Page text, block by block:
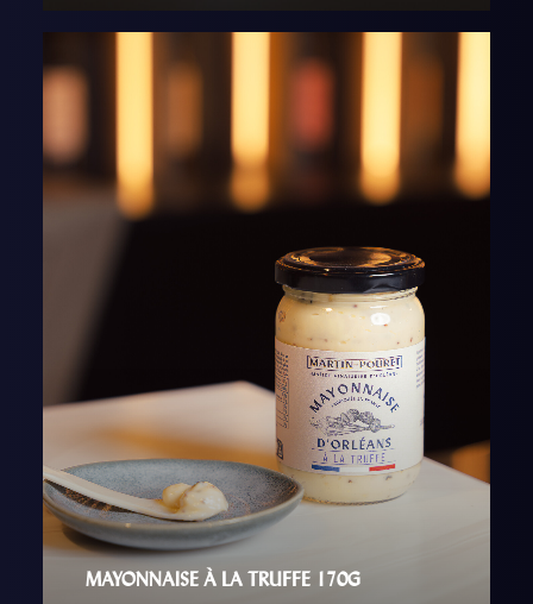
AJOUTER AU PANIER
MAYONNAISE À LA TRUFFE 170G